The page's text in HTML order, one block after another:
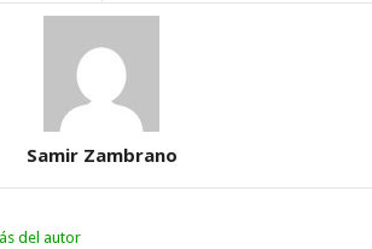
Samir Zambrano
del autor